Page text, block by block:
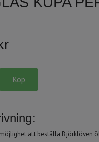
att beställa Björklöven